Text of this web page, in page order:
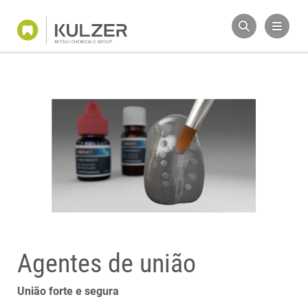
Agentes de união
União forte e segura